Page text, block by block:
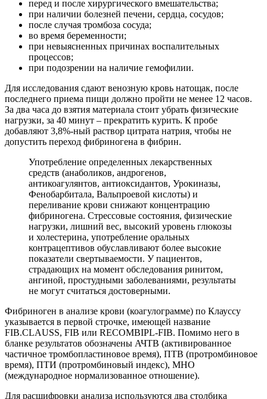
перед и после хирургического вмешательства;
при наличии болезней печени, сердца, сосудов;
после случая тромбоза сосуда;
во время беременности;
при невыясненных причинах воспалительных
процессов;
при подозрении на наличие гемофилии.
Для исследования сдают венозную кровь натощак, после
последнего приема пищи должно пройти не менее 12 часов.
За два часа до взятия материала стоит убрать физические
нагрузки, за 40 минут – прекратить курить. К пробе
добавляют 3,8%-ный раствор цитрата натрия, чтобы не
допустить переход фибриногена в фибрин.
Употребление определенных лекарственных
средств (анаболиков, андрогенов,
антикоагулянтов, антиоксидантов, Урокиназы,
Фенобарбитала, Вальпроевой кислоты) и
переливание крови снижают концентрацию
фибриногена. Стрессовые состояния, физические
нагрузки, лишний вес, высокий уровень глюкозы
и холестерина, употребление оральных
контрацептивов обуславливают более высокие
показатели свертываемости. У пациентов,
страдающих на момент обследования ринитом,
ангиной, простудными заболеваниями, результаты
не могут считаться достоверными.
Фибриноген в анализе крови (коагулограмме) по Клауссу
указывается в первой строчке, имеющей название
FIB.CLAUSS, FIB или RECOMBIPL-FIB. Помимо него в
бланке результатов обозначены АЧТВ (активированное
частичное тромбопластиновое время), ПТВ (протромбиновое
время), ПТИ (протромбиновый индекс), МНО
(международное нормализованное отношение).
Для расшифровки анализа используются два столбика